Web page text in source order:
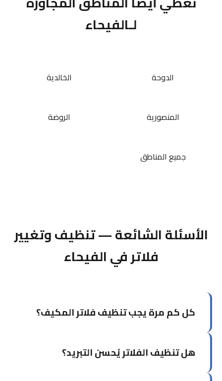
لـالفيحاء
الدوحة الخالدية
المنصورية الروضة
جميع المناطق
الأسئلة الشائعة — تنظيف وتغيير
فلاتر في الفيحاء
كل كم مرة يجب تنظيف فلاتر المكيف؟
خلال موسم الصيف بسبب الأتربة والرمال، وكل ثلاثة
هل تنظيف الفلاتر يُحسن التبريد؟